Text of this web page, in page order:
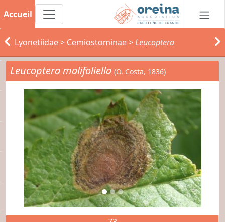
Accueil
Lyonetiidae> Cemiostominae>Leucoptera
Leucoptera malifoliella (O. Costa, 1836)